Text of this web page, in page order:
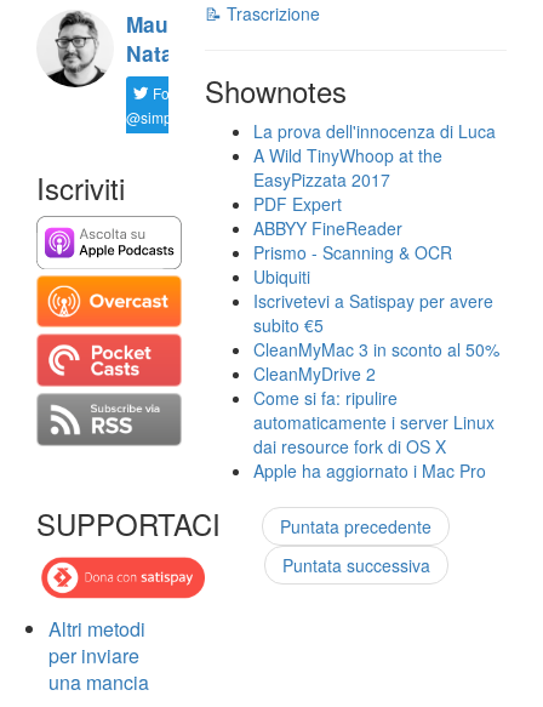
Maurizio
Natali
Follow
@simplemal
Iscriviti
SUPPORTACI
Altri metodi
per inviare
una mancia
📝 Trascrizione
Shownotes
La prova dell'innocenza di Luca
A Wild TinyWhoop at the
EasyPizzata 2017
PDF Expert
ABBYY FineReader
Prismo - Scanning & OCR
Ubiquiti
Iscrivetevi a Satispay per avere
subito €5
CleanMyMac 3 in sconto al 50%
CleanMyDrive 2
Come si fa: ripulire
automaticamente i server Linux
dai resource fork di OS X
Apple ha aggiornato i Mac Pro
Puntata precedente
Puntata successiva